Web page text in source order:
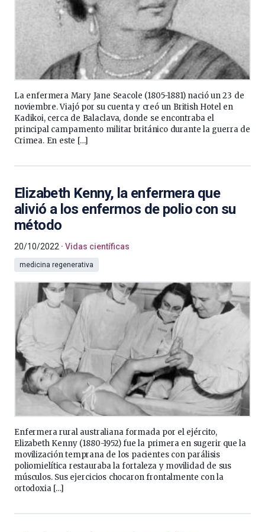
La enfermera Mary Jane Seacole (1805-1881) nació un 23 de
noviembre. Viajó por su cuenta y creó un British Hotel en
Kadikoi, cerca de Balaclava, donde se encontraba el
principal campamento militar británico durante la guerra de
Crimea. En este […]
Elizabeth Kenny, la enfermera que
alivió a los enfermos de polio con su
método
20/10/2022 Vidas científicas
medicina regenerativa
Enfermera rural australiana formada por el ejército,
Elizabeth Kenny (1880-1952) fue la primera en sugerir que la
movilización temprana de los pacientes con parálisis
poliomielítica restauraba la fortaleza y movilidad de sus
músculos. Sus ejercicios chocaron frontalmente con la
ortodoxia […]